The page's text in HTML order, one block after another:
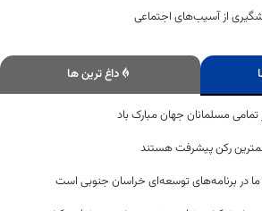
از آسیب‌های اجتماعی
داغ ترین ها
تمامی مسلمانان جهان مبارک باد
رکن پیشرفت هستند
ما در برنامه‌های توسعه‌ای خراسان جنوبی است